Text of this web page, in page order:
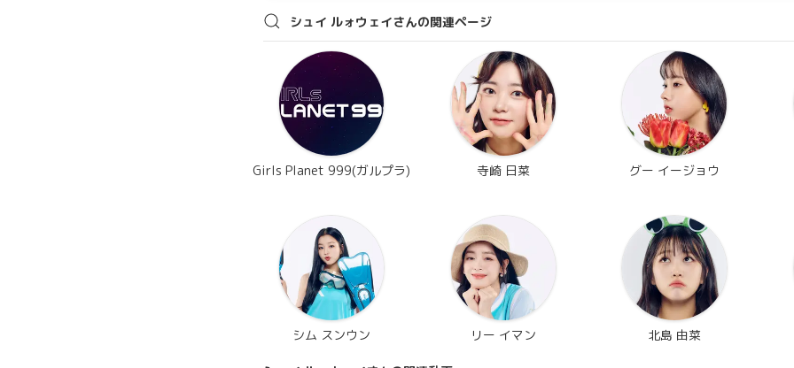
シュイ ルォウェイさんの関連ページ
Girls Planet 999(ガルプラ) 寺崎 日菜 グー イージョウ
シム スンウン リー イマン 北島 由菜